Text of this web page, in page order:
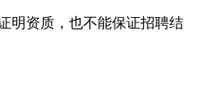
明资质，也不能保证招聘结